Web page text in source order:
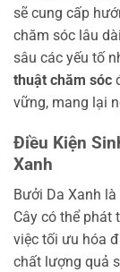
sẽ cung cấp
chăm sóc lâu
sâu các yếu tố
thuật chăm sóc
vững, mang lại
Điều Kiện
Xanh
Bưởi Da Xanh
Cây có thể phát
việc tối ưu hóa
chất lượng quả